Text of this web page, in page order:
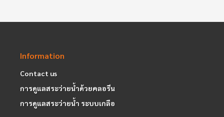
Information
Contact us
การดูแลสระว่ายน้ำด้วยคลอรีน
การดูแลสระว่ายน้ำ ระบบเกลือ